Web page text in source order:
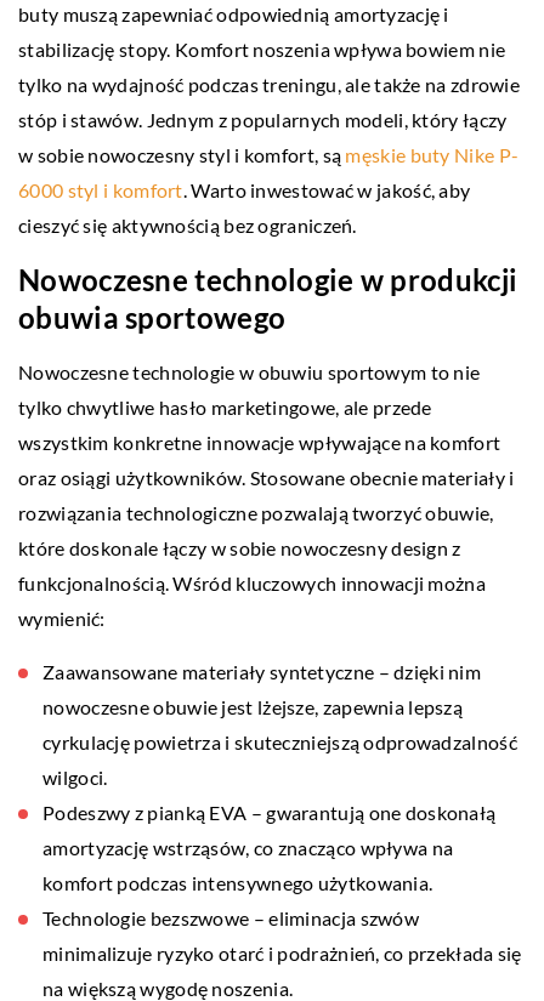
buty muszą zapewniać odpowiednią amortyzację i
stabilizację stopy. Komfort noszenia wpływa bowiem nie
tylko na wydajność podczas treningu, ale także na zdrowie
stóp i stawów. Jednym z popularnych modeli, który łączy
w sobie nowoczesny styl i komfort, są męskie buty Nike P-
6000 styl i komfort . Warto inwestować w jakość, aby
cieszyć się aktywnością bez ograniczeń.
Nowoczesne technologie w produkcji
obuwia sportowego
Nowoczesne technologie w obuwiu sportowym to nie
tylko chwytliwe hasło marketingowe, ale przede
wszystkim konkretne innowacje wpływające na komfort
oraz osiągi użytkowników. Stosowane obecnie materiały i
rozwiązania technologiczne pozwalają tworzyć obuwie,
które doskonale łączy w sobie nowoczesny design z
funkcjonalnością. Wśród kluczowych innowacji można
wymienić:
Zaawansowane materiały syntetyczne – dzięki nim
nowoczesne obuwie jest lżejsze, zapewnia lepszą
cyrkulację powietrza i skuteczniejszą odprowadzalność
wilgoci.
Podeszwy z pianką EVA – gwarantują one doskonałą
amortyzację wstrząsów, co znacząco wpływa na
komfort podczas intensywnego użytkowania.
Technologie bezszwowe – eliminacja szwów
minimalizuje ryzyko otarć i podrażnień, co przekłada się
na większą wygodę noszenia.